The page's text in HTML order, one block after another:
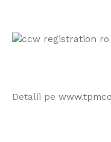
Detalii pe